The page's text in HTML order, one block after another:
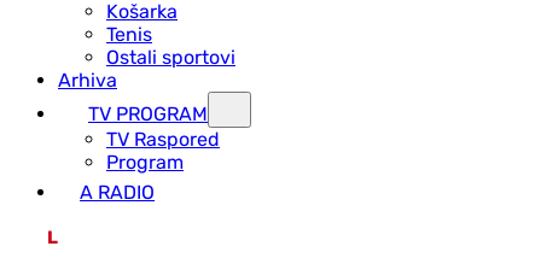
Košarka
Tenis
Ostali sportovi
Arhiva
TV PROGRAM
ТV Raspored
Program
A RADIO
L